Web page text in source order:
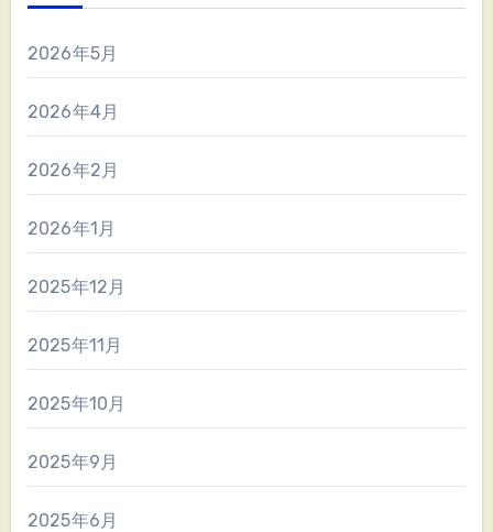
2026年5月
2026年4月
2026年2月
2026年1月
2025年12月
2025年11月
2025年10月
2025年9月
2025年6月